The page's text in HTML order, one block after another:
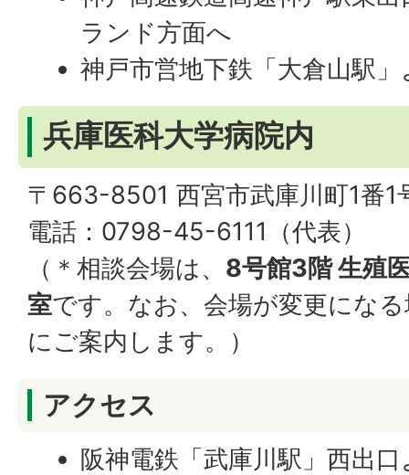
ランド方面へ
神戸市営地下鉄「大倉山駅
兵庫医科大学病院内
〒663-8501 西宮市武庫川町1番1
電話：0798-45-6111（代表）
（＊相談会場は、 8号館3階 生殖
室です。なお、会場が変更にな
にご案内します。）
アクセス
阪神電鉄「武庫川駅」西出